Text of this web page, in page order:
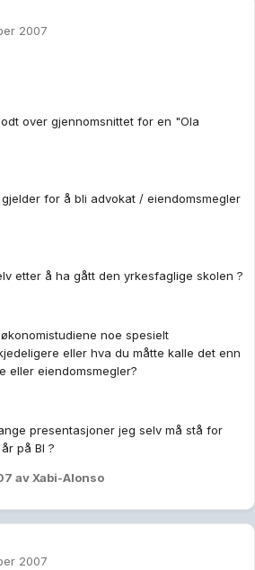
2007
over gjennomsnittet for en "Ola
for å bli advokat / eiendomsmegler
etter å ha gått den yrkesfaglige skolen ?
noe spesielt
eller hva du måtte kalle det enn
eller eiendomsmegler?
presentasjoner jeg selv må stå for
på BI ?
av Xabi-Alonso
2007